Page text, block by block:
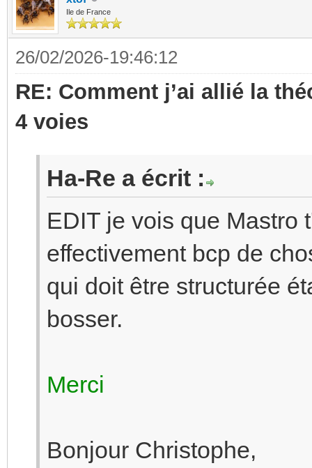
Ile de France
26/02/2026-19:46:12
RE: Comment j’ai allié la
4 voies
Ha-Re a écrit :
EDIT je vois que Mastro
effectivement bcp de
qui doit être structurée
bosser.
Merci
Bonjour Christophe,